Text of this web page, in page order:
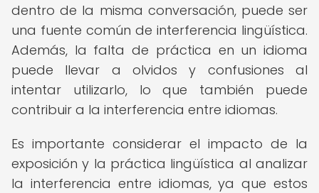
dentro de la misma conversación, puede ser
una fuente común de interferencia lingüística.
Además, la falta de práctica en un idioma
puede llevar a olvidos y confusiones al
intentar utilizarlo, lo que también puede
contribuir a la interferencia entre idiomas.
Es importante considerar el impacto de la
exposición y la práctica lingüística al analizar
la interferencia entre idiomas, ya que estos